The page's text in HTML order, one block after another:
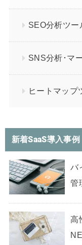
SEO分析ツー
SNS分析･マ
ヒートマップ
新着SaaS導入事例
バ
管
高